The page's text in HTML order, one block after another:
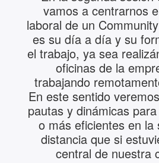
vamos a centrarnos
laboral de un
es su día a día y su
el trabajo, ya sea
oficinas de la
trabajando
En este sentido
pautas y dinámicas
o más eficientes en la
distancia que si
central de nuestra